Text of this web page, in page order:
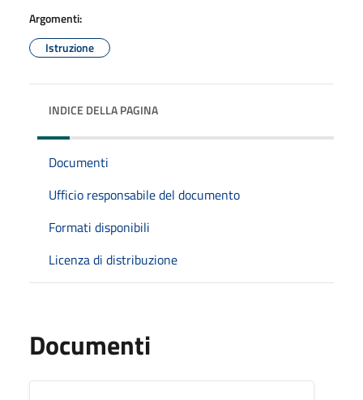
Argomenti:
Istruzione
INDICE DELLA PAGINA
Documenti
Ufficio responsabile del documento
Formati disponibili
Licenza di distribuzione
Documenti